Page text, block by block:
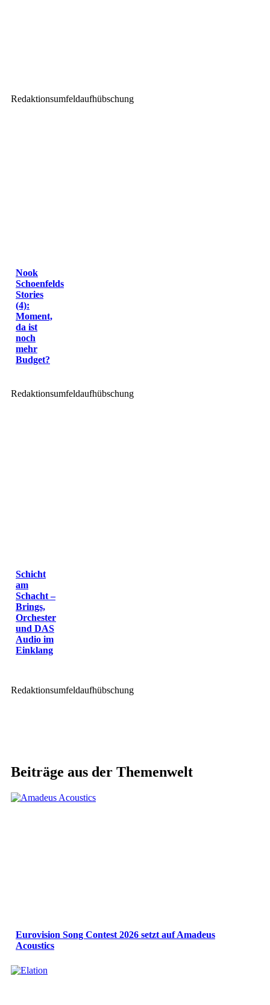
Redaktionsumfeldaufhübschung
Nook
Schoenfelds
Stories
(4):
Moment,
da ist
noch
mehr
Budget?
Redaktionsumfeldaufhübschung
Schicht
am
Schacht –
Brings,
Orchester
und DAS
Audio im
Einklang
Redaktionsumfeldaufhübschung
Beiträge aus der Themenwelt
Eurovision Song Contest 2026 setzt auf Amadeus
Acoustics